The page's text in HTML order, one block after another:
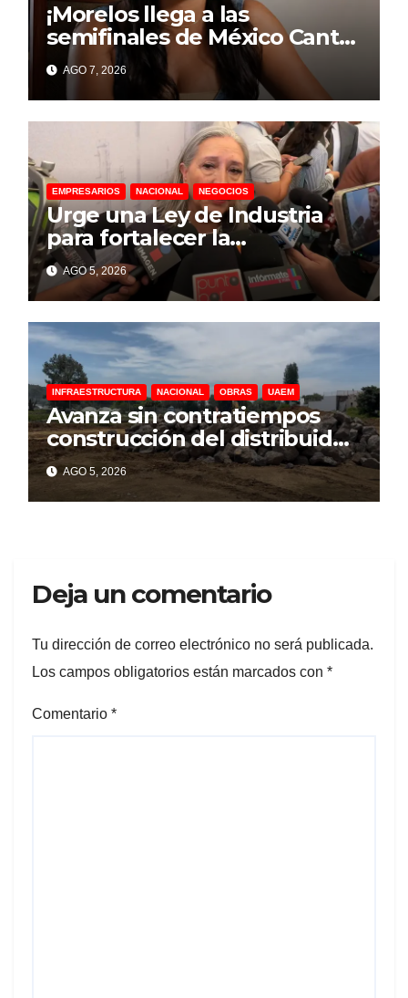
¡Morelos llega a las
semifinales de México Canta
2026!
AGO 7, 2026
EMPRESARIOS NACIONAL NEGOCIOS
Urge una Ley de Industria
para fortalecer la
manufactura en México:
Canacintra
AGO 5, 2026
INFRAESTRUCTURA NACIONAL OBRAS UAEM
Avanza sin contratiempos
construcción del distribuidor
vial de la UAEM en
Cuernavaca
AGO 5, 2026
Deja un comentario
Tu dirección de correo electrónico no será publicada.
Los campos obligatorios están marcados con *
Comentario *